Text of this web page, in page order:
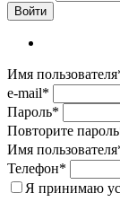
Войти
Имя
e-mail*
Пароль*
Повторите
Имя
Телефон*
Я принимаю